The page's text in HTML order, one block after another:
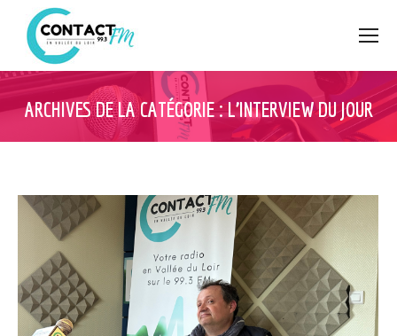
ARCHIVES DE LA CATÉGORIE :L’INTERVIEW DU JOUR